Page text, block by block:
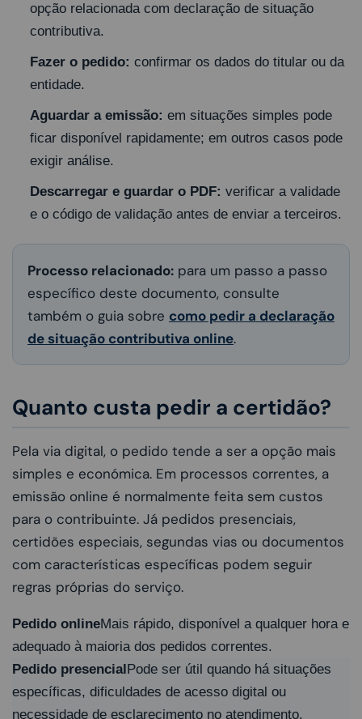
opção relacionada com declaração de situação
contributiva.
Fazer o pedido: confirmar os dados do titular ou da
entidade.
Aguardar a emissão: em situações simples pode
ficar disponível rapidamente; em outros casos pode
exigir análise.
Descarregar e guardar o PDF: verificar a validade
e o código de validação antes de enviar a terceiros.
Processo relacionado: para um passo a passo
específico deste documento, consulte
também o guia sobre como pedir a declaração
de situação contributiva online.
Quanto custa pedir a certidão?
Pela via digital, o pedido tende a ser a opção mais
simples e económica. Em processos correntes, a
emissão online é normalmente feita sem custos
para o contribuinte. Já pedidos presenciais,
certidões especiais, segundas vias ou documentos
com características específicas podem seguir
regras próprias do serviço.
Pedido onlineMais rápido, disponível a qualquer hora e
adequado à maioria dos pedidos correntes.
Pedido presencial Pode ser útil quando há situações
específicas, dificuldades de acesso digital ou
necessidade de esclarecimento no atendimento.